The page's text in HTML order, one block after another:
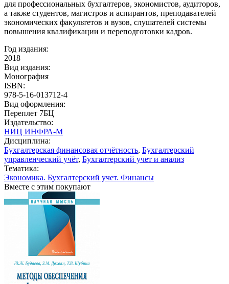
для профессиональных бухгалтеров, экономистов, аудиторов,
а также студентов, магистров и аспирантов, преподавателей
экономических факультетов и вузов, слушателей системы
повышения квалификации и переподготовки кадров.
Год издания:
2018
Вид издания:
Монография
ISBN:
978-5-16-013712-4
Вид оформления:
Переплет 7БЦ
Издательство:
НИЦ ИНФРА-М
Дисциплина:
Бухгалтерская финансовая отчётность, Бухгалтерский
управленческий учёт, Бухгалтерский учет и анализ
Тематика:
Экономика. Бухгалтерский учет. Финансы
Вместе с этим покупают